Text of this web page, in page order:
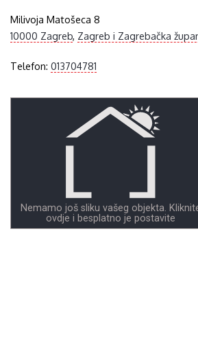
Milivoja Matošeca 8
10000 Zagreb, Zagreb i Zagrebačka
Telefon:013704781
Nemamo još sliku vašeg objekta.
ovdje i besplatno je postavite